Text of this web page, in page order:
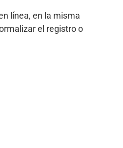
línea, en la misma
el registro o